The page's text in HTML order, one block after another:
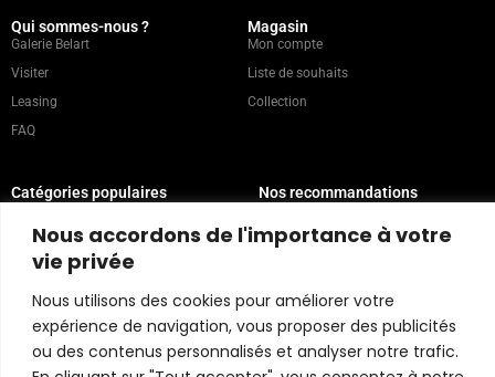
Nous accordons de l'importance à votre
vie privée
Nous utilisons des cookies pour améliorer votre
expérience de navigation, vous proposer des publicités
ou des contenus personnalisés et analyser notre trafic.
Qui sommes-nous ?
Galerie Belart
Visiter
Leasing
FAQ
Magasin
Mon compte
Liste de souhaits
Collection
Catégories populaires
Peinture
Abstrait
Portrait
Nos recommandations
Contact
Politique du magasin